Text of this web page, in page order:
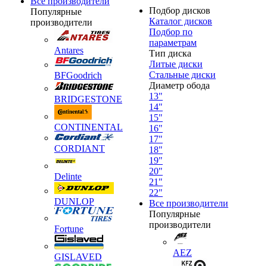
Популярные
производители
Antares
BFGoodrich
BRIDGESTONE
CONTINENTAL
CORDIANT
Delinte
DUNLOP
Fortune
GISLAVED
Подбор дисков
Каталог дисков
Подбор по
параметрам
Тип диска
Литые диски
Стальные диски
Диаметр обода
13"
14"
15"
16"
17"
18"
19"
20"
21"
22"
Все производители
Популярные
производители
AEZ